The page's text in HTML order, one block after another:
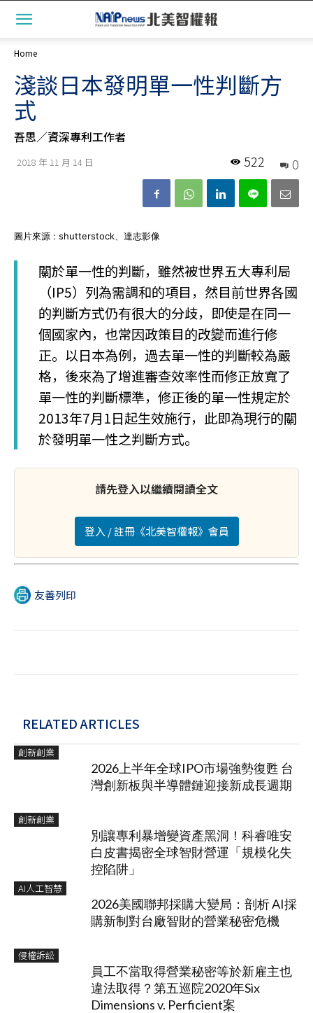
Home
淺談日本發明單一性判斷方
式
吾思／資深專利工作者
2018 年 11 月 14 日 0
522
圖片來源 : shutterstock、達志影像
關於單一性的判斷，雖然被世界五大專利局
（IP5）列為需調和的項目，然目前世界各國
的判斷方式仍有很大的分歧，即使是在同一
個國家內，也常因政策目的改變而進行修
正。以日本為例，過去單一性的判斷較為嚴
格，後來為了增進審查效率性而修正放寬了
單一性的判斷標準，修正後的單一性規定於
2013年7月1日起生效施行，此即為現行的關
於發明單一性之判斷方式。
請先登入以繼續閱讀全文
登入 / 註冊《北美智權報》會員
友善列印
RELATED ARTICLES
創新創業
2026上半年全球IPO市場強勢復甦 台
灣創新板與半導體鏈迎接新成長週期
創新創業
別讓專利暴增變資產黑洞！科睿唯安
白皮書揭密全球智財營運「規模化失
控陷阱」
AI人工智慧
2026美國聯邦採購大變局：剖析 AI採
購新制對台廠智財的營業秘密危機
侵權訴訟
員工不當取得營業秘密等於新雇主也
違法取得？第五巡院2020年Six
Dimensions v. Perficient案